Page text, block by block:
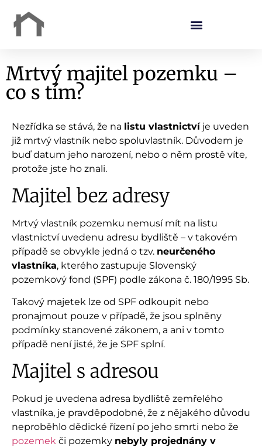
Mrtvý majitel pozemku –
co s tím?
Nezřídka se stává, že na listu vlastnictvíje uveden
již mrtvý vlastník nebo spoluvlastník. Důvodem je
buď datum jeho narození, nebo o něm prostě víte,
protože jste ho znali.
Majitel bez adresy
Mrtvý vlastník pozemku nemusí mít na listu
vlastnictví uvedenu adresu bydliště – v takovém
případě se obvykle jedná o tzv. neurčeného
vlastníka, kterého zastupuje Slovenský
pozemkový fond (SPF) podle zákona č. 180/1995 Sb.
Takový majetek lze od SPF odkoupit nebo
pronajmout pouze v případě, že jsou splněny
podmínky stanovené zákonem, a ani v tomto
případě není jisté, že je SPF splní.
Majitel s adresou
Pokud je uvedena adresa bydliště zemřelého
vlastníka, je pravděpodobné, že z nějakého důvodu
neproběhlo dědické řízení po jeho smrti nebo že
pozemek či pozemky nebyly projednány v